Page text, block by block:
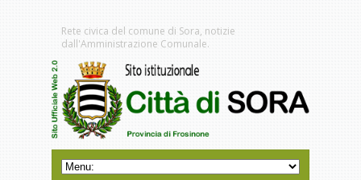
Rete civica del comune di Sora, notizie
dall'Amministrazione Comunale.